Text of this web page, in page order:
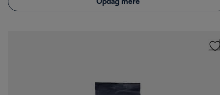
Opdag mere